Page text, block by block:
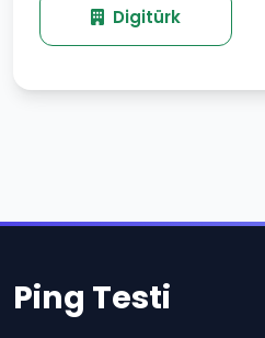
Digitürk
Ping Testi